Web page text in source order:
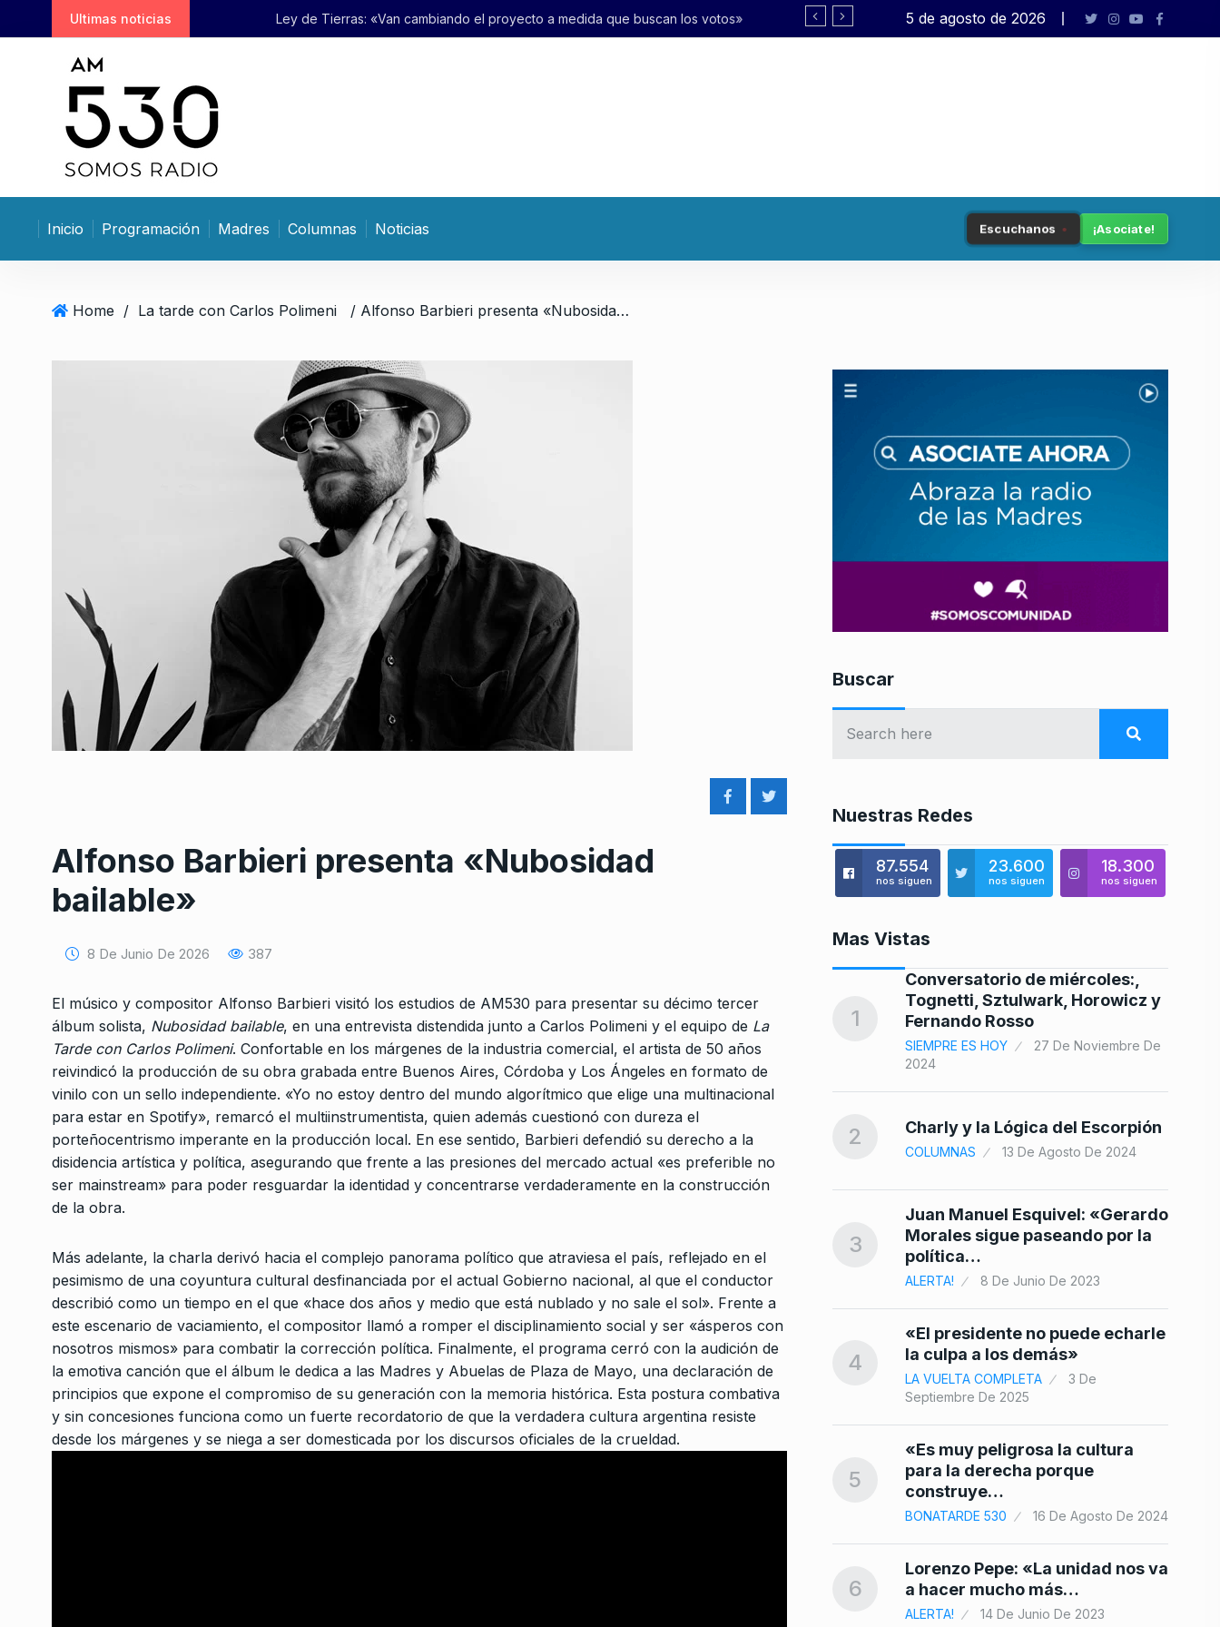
k
n
Ultimas noticias Ley de Tierras: «Van cambiando el proyecto a medida que buscan los votos» A cuidar la provincia
5 de agosto de 2026
Inicio Programación Madres Columnas Noticias Escuchanos ¡Asociate!
Home / La tarde con Carlos Polimeni / Alfonso Barbieri presenta «Nubosidad bailable»
Alfonso Barbieri presenta «Nubosidad
bailable»
8 De Junio De 2026 387
El músico y compositor Alfonso Barbieri visitó los estudios de AM530 para presentar su décimo tercer
álbum solista, Nubosidad bailable, en una entrevista distendida junto a Carlos Polimeni y el equipo de La
Tarde con Carlos Polimeni. Confortable en los márgenes de la industria comercial, el artista de 50 años
reivindicó la producción de su obra grabada entre Buenos Aires, Córdoba y Los Ángeles en formato de
vinilo con un sello independiente. «Yo no estoy dentro del mundo algorítmico que elige una multinacional
para estar en Spotify», remarcó el multiinstrumentista, quien además cuestionó con dureza el
porteñocentrismo imperante en la producción local. En ese sentido, Barbieri defendió su derecho a la
disidencia artística y política, asegurando que frente a las presiones del mercado actual «es preferible no
ser mainstream» para poder resguardar la identidad y concentrarse verdaderamente en la construcción
de la obra.
Más adelante, la charla derivó hacia el complejo panorama político que atraviesa el país, reflejado en el
pesimismo de una coyuntura cultural desfinanciada por el actual Gobierno nacional, al que el conductor
describió como un tiempo en el que «hace dos años y medio que está nublado y no sale el sol». Frente a
este escenario de vaciamiento, el compositor llamó a romper el disciplinamiento social y ser «ásperos con
nosotros mismos» para combatir la corrección política. Finalmente, el programa cerró con la audición de
la emotiva canción que el álbum le dedica a las Madres y Abuelas de Plaza de Mayo, una declaración de
principios que expone el compromiso de su generación con la memoria histórica. Esta postura combativa
y sin concesiones funciona como un fuerte recordatorio de que la verdadera cultura argentina resiste
desde los márgenes y se niega a ser domesticada por los discursos oficiales de la crueldad.
Buscar
Nuestras Redes
87.554
nos siguen
23.600
nos siguen
18.300
nos siguen
Mas Vistas
1
Tognetti, Sztulwark, Horowicz y
Fernando Rosso
SIEMPRE ES HOY
27 De Noviembre De
2 Charly y la Lógica del Escorpión
COLUMNAS
política…
ALERTA! 8 De Junio De 2023
4
«El presidente no puede echarle
la culpa a los demás»
LA VUELTA COMPLETA
3 De
Septiembre De 2025
«Es muy peligrosa la cultura
8
seguir estando presos, hay
que…
ALERTA! 21 De Agosto De 2024
9
Raúl Timerman: «Hoy Wado de
Pedro en Unión por la…
ALERTA! 22 De Junio De 2023
«A nadie le está yendo bien, solo
Septiembre De 2025
1
Conversatorio de miércoles:,
Tognetti, Sztulwark, Horowicz y
Fernando Rosso
SIEMPRE ES HOY
27 De Noviembre De
2024
2 Charly y la Lógica del Escorpión
COLUMNAS 13 De Agosto De 2024
3
Juan Manuel Esquivel: «Gerardo
Morales sigue paseando por la
política…
ALERTA! 8 De Junio De 2023
4
«El presidente no puede echarle
la culpa a los demás»
LA VUELTA COMPLETA
3 De
Septiembre De 2025
5
«Es muy peligrosa la cultura
para la derecha porque
construye…
BONATARDE 530 16 De Agosto De 2024
6
Lorenzo Pepe: «La unidad nos va
a hacer mucho más…
ALERTA! 14 De Junio De 2023